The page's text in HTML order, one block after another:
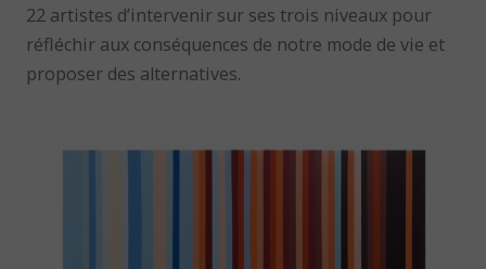
22 artistes d’intervenir sur ses trois niveaux pour
réfléchir aux conséquences de notre mode de vie et
proposer des alternatives.